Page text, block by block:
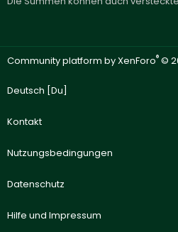
Community platform by XenForo® ©
Deutsch [Du]
Kontakt
Nutzungsbedingungen
Datenschutz
Hilfe und Impressum